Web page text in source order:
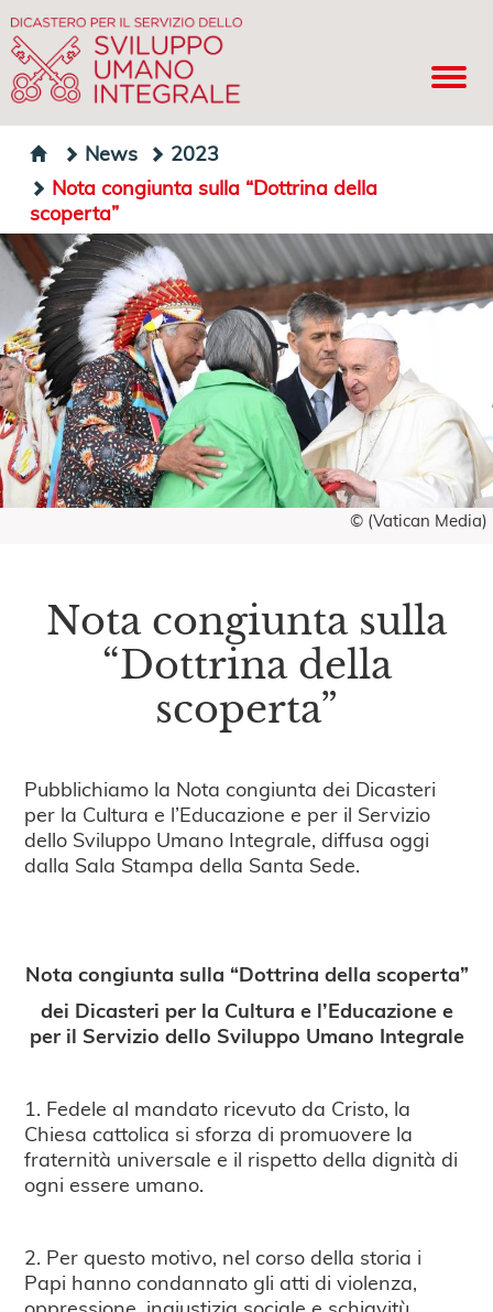
News
2023
Nota congiunta sulla “Dottrina della
scoperta”
© (Vatican Media)
Nota congiunta sulla
“Dottrina della
scoperta”
Pubblichiamo la Nota congiunta dei Dicasteri
per la Cultura e l’Educazione e per il Servizio
dello Sviluppo Umano Integrale, diffusa oggi
dalla Sala Stampa della Santa Sede.
Nota congiunta sulla “Dottrina della scoperta”
dei Dicasteri per la Cultura e l’Educazione e
per il Servizio dello Sviluppo Umano Integrale
1. Fedele al mandato ricevuto da Cristo, la
Chiesa cattolica si sforza di promuovere la
fraternità universale e il rispetto della dignità di
ogni essere umano.
2. Per questo motivo, nel corso della storia i
Papi hanno condannato gli atti di violenza,